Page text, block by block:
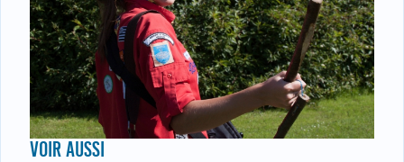
VOIR AUSSI